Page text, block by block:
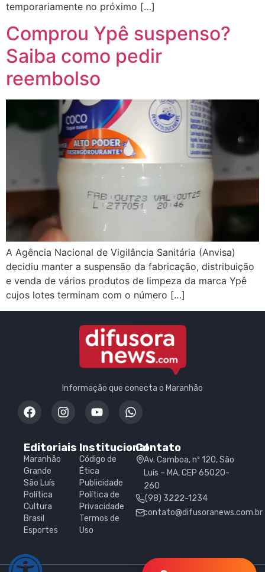
temporariamente no próximo […]
Comprou Ypê suspenso?
Saiba como pedir
reembolso
A Agência Nacional de Vigilância Sanitária (Anvisa)
decidiu manter a suspensão da fabricação, distribuição
e venda de vários produtos de limpeza da marca Ypê
cujos lotes terminam com o número […]
Informação que conecta o Maranhão
Editoriais
Maranhão
Grande
São Luís
Política
Cultura
Brasil
Esportes
Institucional
Código de
Ética
Publicidade
Política de
Privacidade
Termos de
Uso
Contato
Av. Camboa, nº 120, São
Luís – MA, CEP 65020-
260
(98) 3222-1234
contato@difusoranews.com.br